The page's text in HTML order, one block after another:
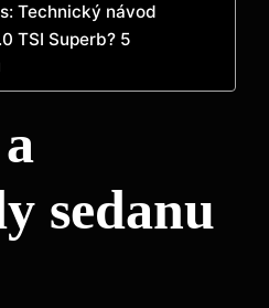
Technický návod
TSI Superb? 5
sedanu